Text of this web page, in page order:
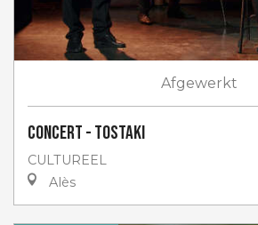
Afgewerkt
Concert - Tostaki
CULTUREEL
Alès